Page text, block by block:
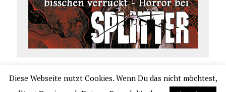
Diese Webseite nutzt Cookies. Wenn Du das nicht möchtest,